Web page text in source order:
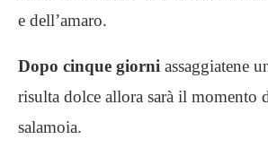
e dell’amaro.
Dopo cinque giorni assaggiatene
risulta dolce allora sarà il momento
salamoia.